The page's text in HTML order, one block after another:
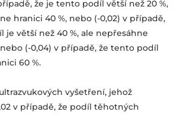
že je tento podíl větší než 20 %,
hranici 40 %, nebo (-0,02) v případě,
je větší než 40 %, ale nepřesáhne
(-0,04) v případě, že tento podíl
60 %.
vyšetření, jehož
v případě, že podíl těhotných